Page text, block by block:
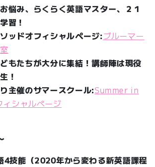
悩み、らくらく英語マスター、２１
習！
ッドオフィシャルページ:ブルーマー
もたちが大分に集結！講師陣は現役
！
主催のサマースクール:Summer in
シャルページ
4技能（2020年から変わる新英語課程